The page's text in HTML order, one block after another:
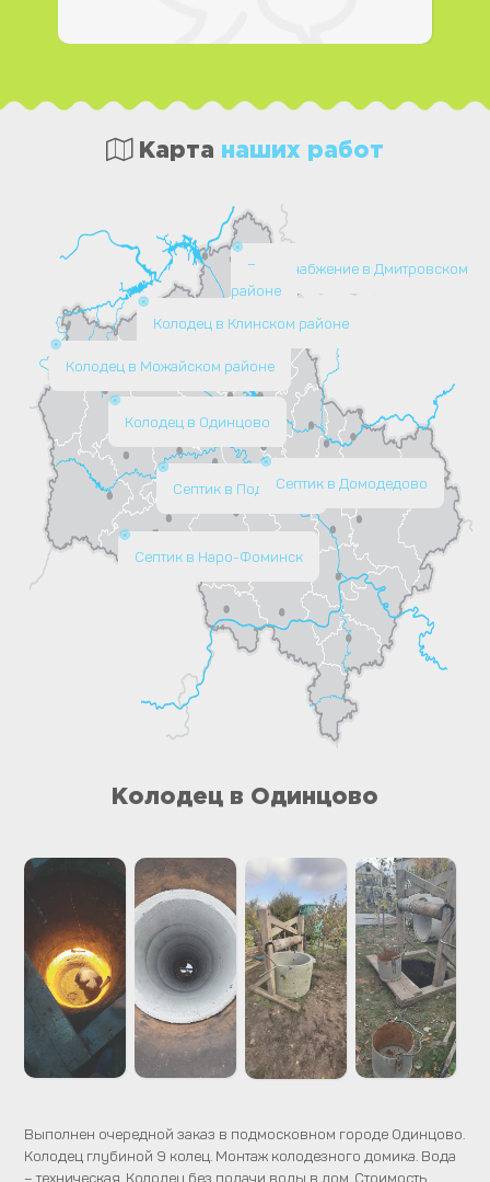
Карта наших работ
Колодец в Одинцово
Септик в Подольске
Септик в Наро-Фоминск
Колодец в Клинском районе
Колодец в Можайском районе
Водоснабжение в Дмитровском
районе
Септик в Домодедово
Колодец в Одинцово
Выполнен очередной заказ в подмосковном городе Одинцово.
Колодец глубиной 9 колец. Монтаж колодезного домика. Вода
– техническая. Колодец без подачи воды в дом. Стоимость